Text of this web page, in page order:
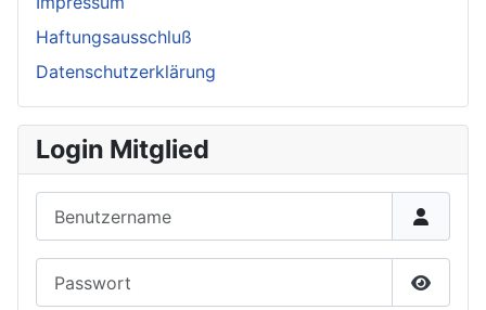
Haftungsausschluß
Datenschutzerklärung
Login Mitglied